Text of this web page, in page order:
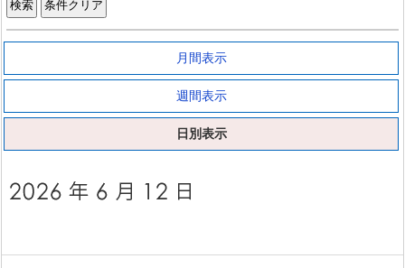
月間表示
週間表示
日別表示